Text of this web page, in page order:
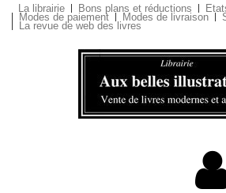
La librairie Bons plans et réductions
Modes de paiement Modes de livraison
La revue de web des livres